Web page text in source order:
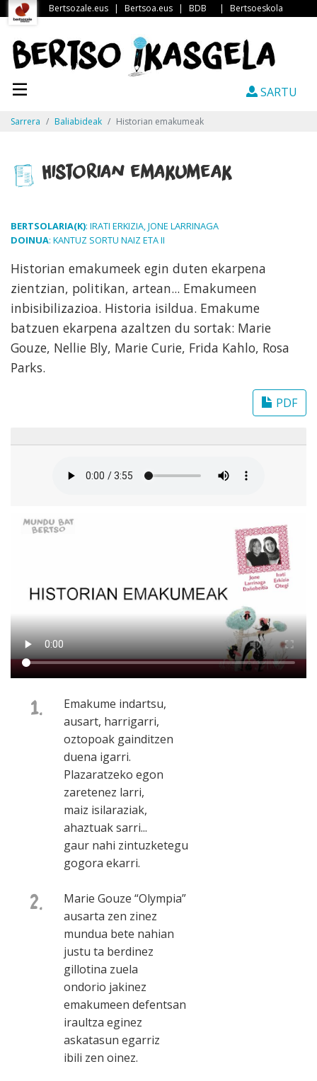
Bertsozale.eus | Bertsoa.eus | BDB | Bertsoeskola
SARTU
Sarrera Baliabideak Historian emakumeak
Historian emakumeak
BERTSOLARIA(K): IRATI ERKIZIA, JONE LARRINAGA
DOINUA: KANTUZ SORTU NAIZ ETA II
Historian emakumeek egin duten ekarpena
zientzian, politikan, artean... Emakumeen
inbisibilizazioa. Historia isildua. Emakume
batzuen ekarpena azaltzen du sortak: Marie
Gouze, Nellie Bly, Marie Curie, Frida Kahlo, Rosa
Parks.
PDF
1.
Emakume indartsu,
ausart, harrigarri,
oztopoak gainditzen
duena igarri.
Plazaratzeko egon
zaretenez larri,
maiz isilaraziak,
ahaztuak sarri...
gaur nahi zintuzketegu
gogora ekarri.
2.
Marie Gouze “Olympia”
ausarta zen zinez
mundua bete nahian
justu ta berdinez
gillotina zuela
ondorio jakinez
emakumeen defentsan
iraultza eginez
askatasun egarriz
ibili zen oinez.